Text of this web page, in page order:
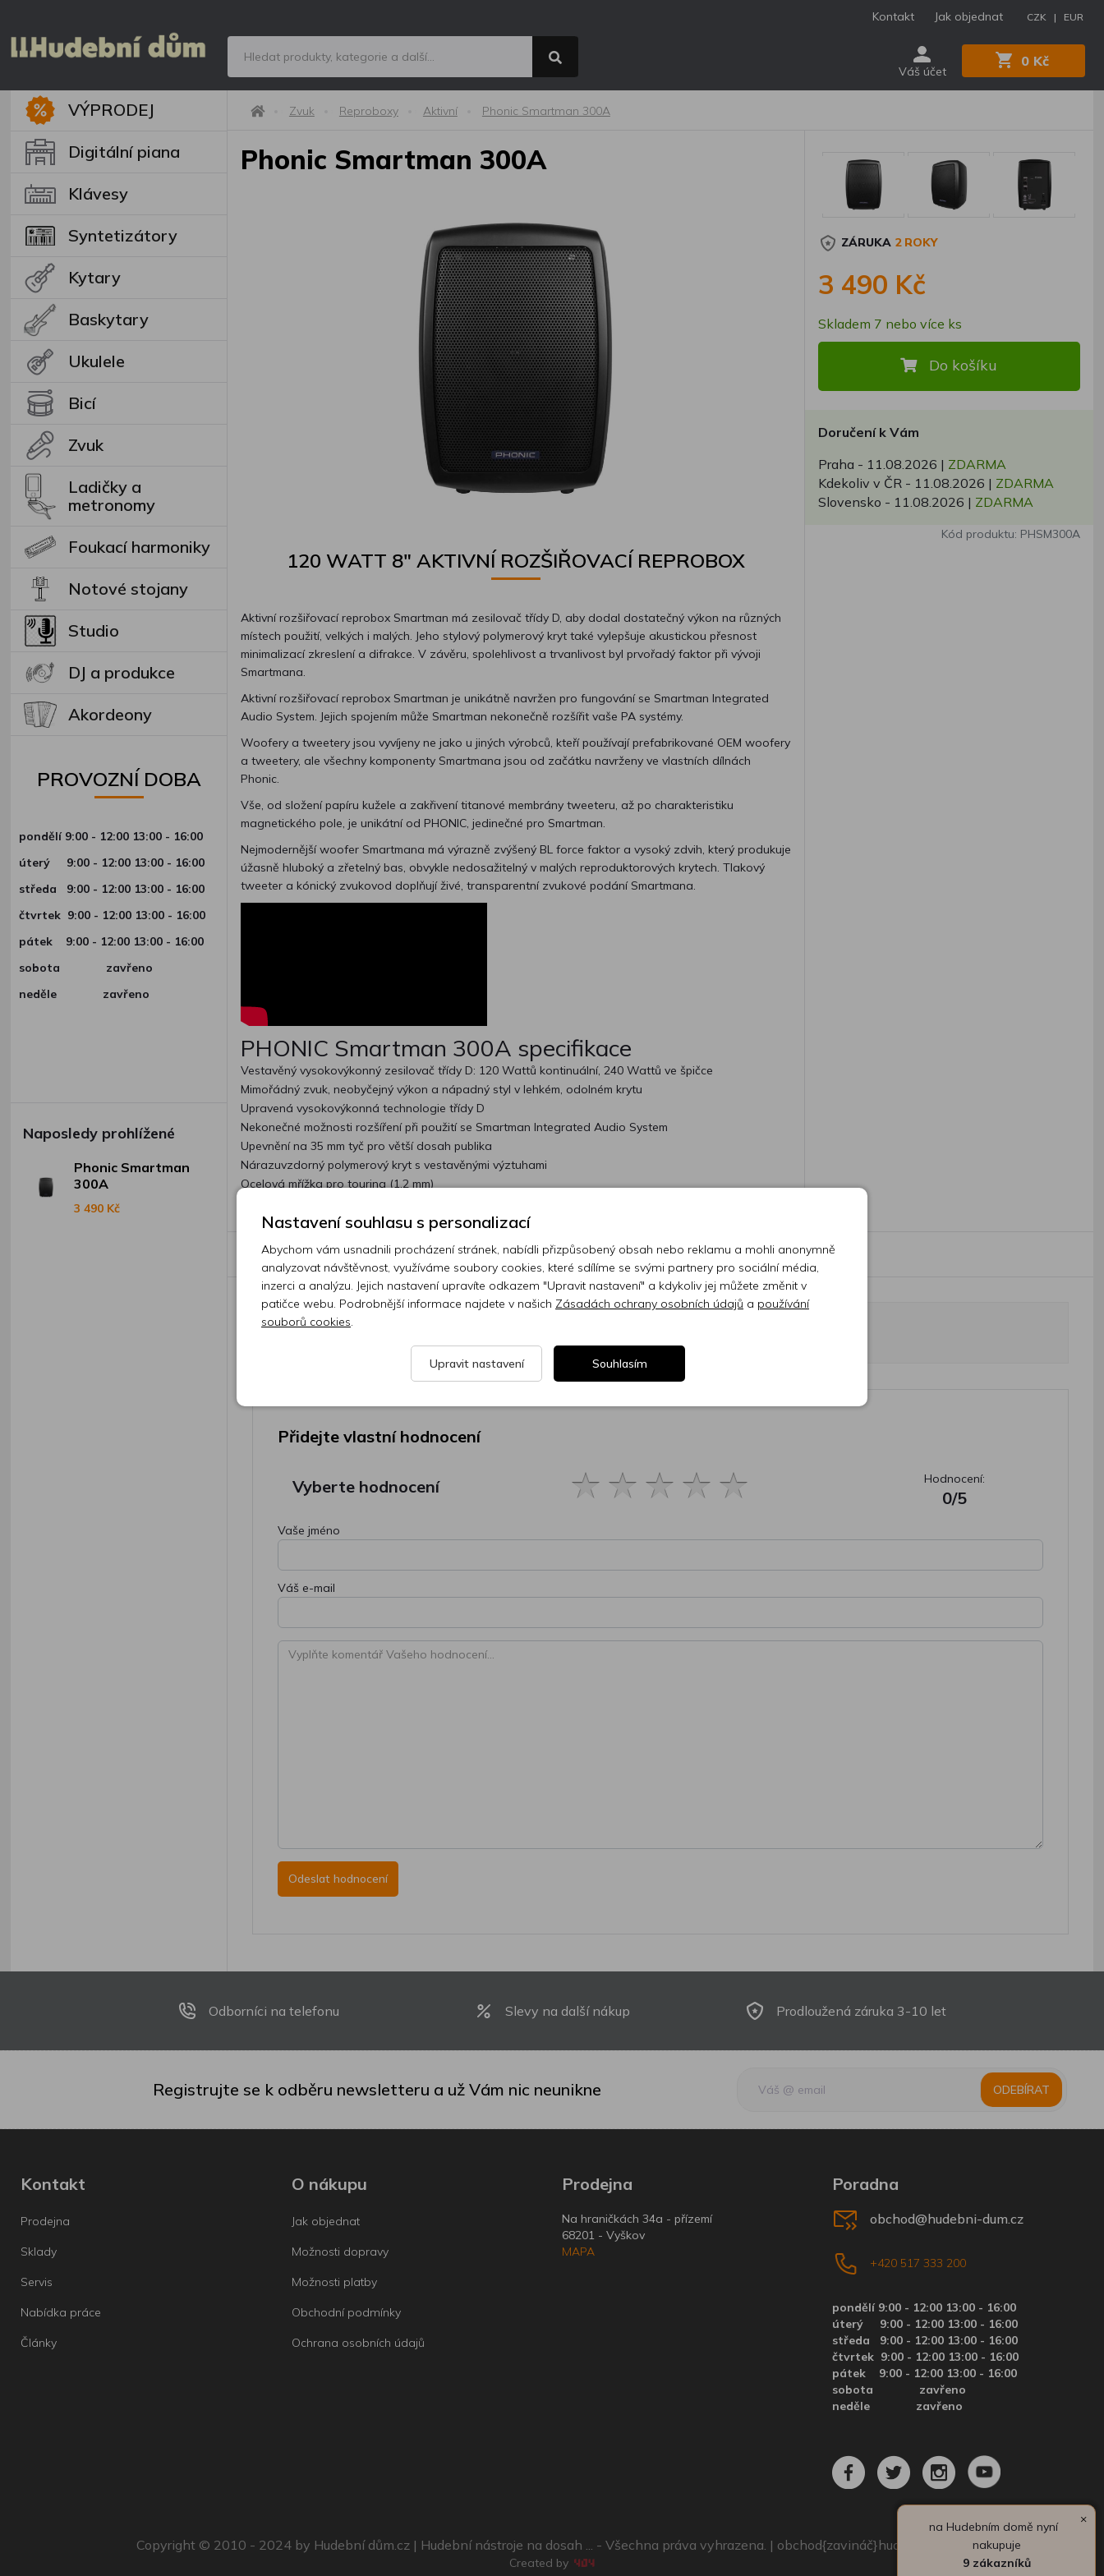
Kontakt Jak objednat CZK | EUR
Váš účet
0 Kč
VÝPRODEJ
Digitální piana
Klávesy
Syntetizátory
Kytary
Baskytary
Ukulele
Bicí
Zvuk
Ladičky a
metronomy
Foukací harmoniky
Notové stojany
Studio
DJ a produkce
Akordeony
PROVOZNÍ DOBA
pondělí 9:00 - 12:00 13:00 - 16:00
úterý 9:00 - 12:00 13:00 - 16:00
středa 9:00 - 12:00 13:00 - 16:00
čtvrtek 9:00 - 12:00 13:00 - 16:00
pátek 9:00 - 12:00 13:00 - 16:00
sobota zavřeno
neděle zavřeno
Naposledy prohlížené
Phonic Smartman
300A
3 490 Kč
Zvuk Reproboxy Aktivní Phonic Smartman 300A
Phonic Smartman 300A
120 WATT 8" AKTIVNÍ ROZŠIŘOVACÍ REPROBOX
Aktivní rozšiřovací reprobox Smartman má zesilovač třídy D, aby dodal dostatečný výkon na různých
místech použití, velkých i malých. Jeho stylový polymerový kryt také vylepšuje akustickou přesnost
minimalizací zkreslení a difrakce. V závěru, spolehlivost a trvanlivost byl prvořadý faktor při vývoji
Smartmana.
Aktivní rozšiřovací reprobox Smartman je unikátně navržen pro fungování se Smartman Integrated
Audio System. Jejich spojením může Smartman nekonečně rozšířit vaše PA systémy.
Woofery a tweetery jsou vyvíjeny ne jako u jiných výrobců, kteří používají prefabrikované OEM woofery
a tweetery, ale všechny komponenty Smartmana jsou od začátku navrženy ve vlastních dílnách
Phonic.
Vše, od složení papíru kužele a zakřivení titanové membrány tweeteru, až po charakteristiku
magnetického pole, je unikátní od PHONIC, jedinečné pro Smartman.
Nejmodernější woofer Smartmana má výrazně zvýšený BL force faktor a vysoký zdvih, který produkuje
úžasně hluboký a zřetelný bas, obvykle nedosažitelný v malých reproduktorových krytech. Tlakový
tweeter a kónický zvukovod doplňují živé, transparentní zvukové podání Smartmana.
PHONIC Smartman 300A specifikace
Vestavěný vysokovýkonný zesilovač třídy D: 120 Wattů kontinuální, 240 Wattů ve špičce
Mimořádný zvuk, neobyčejný výkon a nápadný styl v lehkém, odolném krytu
Upravená vysokovýkonná technologie třídy D
Nekonečné možnosti rozšíření při použití se Smartman Integrated Audio System
Upevnění na 35 mm tyč pro větší dosah publika
Nárazuvzdorný polymerový kryt s vestavěnými výztuhami
Ocelová mřížka pro touring (1,2 mm)
ZÁRUKA 2 ROKY
3 490 Kč
Skladem 7 nebo více ks
Do košíku
Doručení k Vám
Praha - 11.08.2026 | ZDARMA
Kdekoliv v ČR - 11.08.2026 | ZDARMA
Slovensko - 11.08.2026 | ZDARMA
Kód produktu: PHSM300A
Recenze
Přidejte vlastní hodnocení
Vyberte hodnocení Hodnocení:
0/5
Vaše jméno
Váš e-mail
Odborníci na telefonu Slevy na další nákup Prodloužená záruka 3-10 let
Registrujte se k odběru newsletteru a už Vám nic neunikne ODEBÍRAT
Kontakt
Prodejna
Sklady
Servis
Nabídka práce
Články
O nákupu
Jak objednat
Možnosti dopravy
Možnosti platby
Obchodní podmínky
Ochrana osobních údajů
Prodejna
Na hraničkách 34a - přízemí
68201 - Vyškov
MAPA
Poradna
obchod@hudebni-dum.cz
+420 517 333 200
pondělí 9:00 - 12:00 13:00 - 16:00
úterý 9:00 - 12:00 13:00 - 16:00
středa 9:00 - 12:00 13:00 - 16:00
čtvrtek 9:00 - 12:00 13:00 - 16:00
pátek 9:00 - 12:00 13:00 - 16:00
sobota zavřeno
neděle zavřeno
Copyright © 2010 - 2024 by Hudební dům.cz | Hudební nástroje na dosah ... - Všechna práva vyhrazena. | obchod{zavináč}hudebni-dum.cz
Created by
Nastavení souhlasu s personalizací
Abychom vám usnadnili procházení stránek, nabídli přizpůsobený obsah nebo reklamu a mohli anonymně
analyzovat návštěvnost, využíváme soubory cookies, které sdílíme se svými partnery pro sociální média,
inzerci a analýzu. Jejich nastavení upravíte odkazem "Upravit nastavení" a kdykoliv jej můžete změnit v
patičce webu. Podrobnější informace najdete v našich Zásadách ochrany osobních údajů a používání
souborů cookies
Upravit nastavení Souhlasím
×
na Hudebním domě nyní
nakupuje
9 zákazníků